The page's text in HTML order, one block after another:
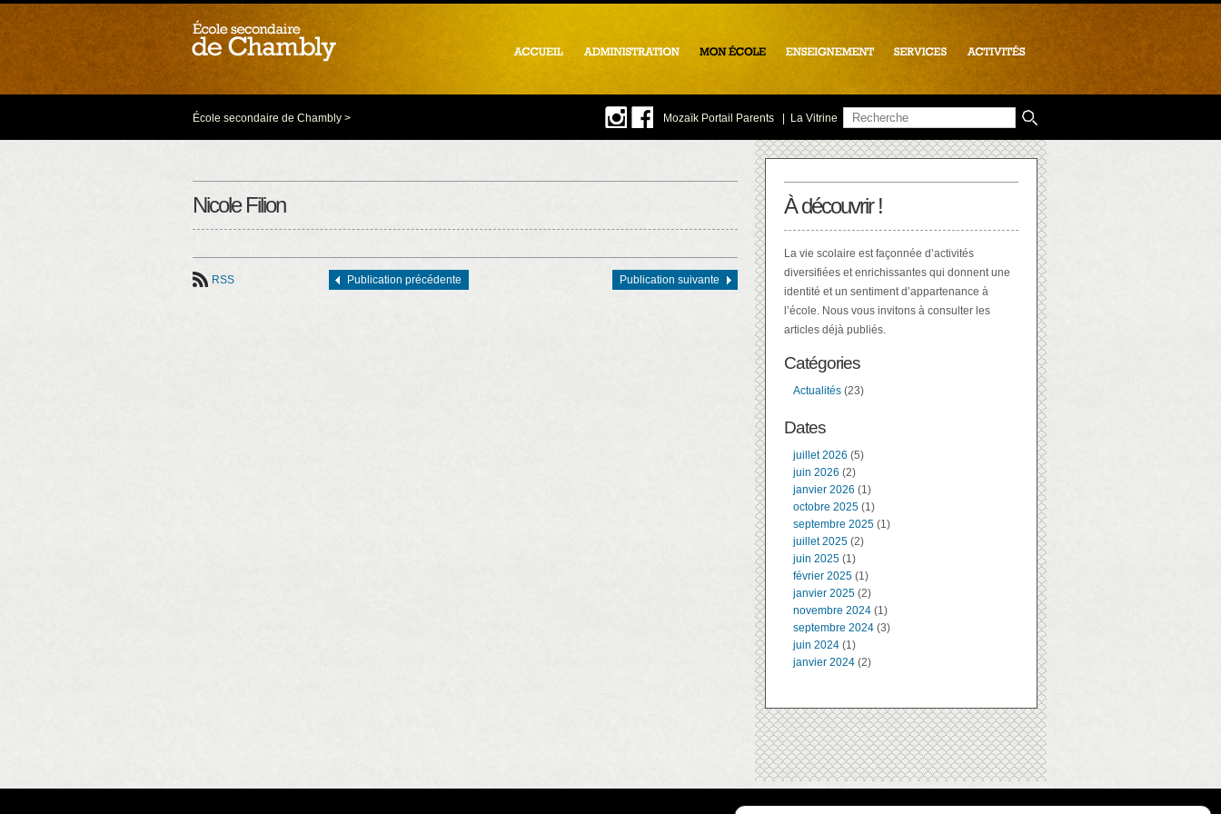
École secondaire de Chambly > Mozaïk Portail Parents La Vitrine
Nicole Filion
RSS Publication précédente Publication suivante
À découvrir !
La vie scolaire est façonnée d’activités
diversifiées et enrichissantes qui donnent une
identité et un sentiment d’appartenance à
l’école. Nous vous invitons à consulter les
articles déjà publiés.
Catégories
Actualités (23)
Dates
juillet 2026 (5)
juin 2026 (2)
janvier 2026 (1)
octobre 2025 (1)
septembre 2025 (1)
juillet 2025 (2)
juin 2025 (1)
février 2025 (1)
janvier 2025 (2)
novembre 2024 (1)
septembre 2024 (3)
juin 2024 (1)
janvier 2024 (2)